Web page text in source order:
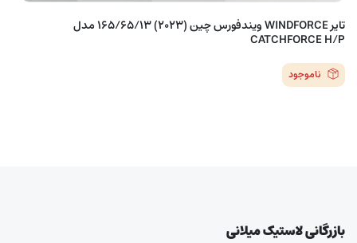
تایر WINDFORCE ویندفورس چین (2023) 165/65/13 مدل
CATCHFORCE H/P
ناموجود
بازرگانی لاستیک میلانی